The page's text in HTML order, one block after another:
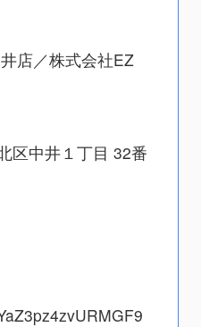
店／株式会社EZ
区中井１丁目 32番